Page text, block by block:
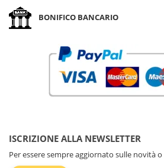
BONIFICO BANCARIO
ISCRIZIONE ALLA NEWSLETTER
Per essere sempre aggiornato sulle novità